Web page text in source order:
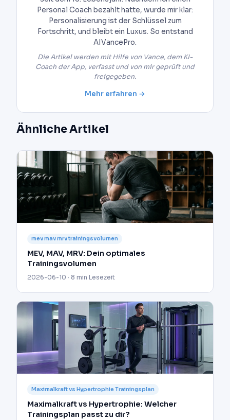
Personal Coach bezahlt hatte, wurde mir klar:
Personalisierung ist der Schlüssel zum
Fortschritt, und bleibt ein Luxus. So entstand
AIVancePro.
Die Artikel werden mit Hilfe von Vance, dem KI-
Coach der App, verfasst und von mir geprüft und
freigegeben.
Mehr erfahren →
Ähnliche Artikel
mev mav mrv trainingsvolumen
MEV, MAV, MRV: Dein optimales
Trainingsvolumen
2026-06-10 · 8 min Lesezeit
Maximalkraft vs Hypertrophie Trainingsplan
Maximalkraft vs Hypertrophie: Welcher
Trainingsplan passt zu dir?